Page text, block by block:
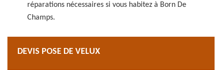
réparations nécessaires si vous habitez à Born De
Champs.
DEVIS POSE DE VELUX